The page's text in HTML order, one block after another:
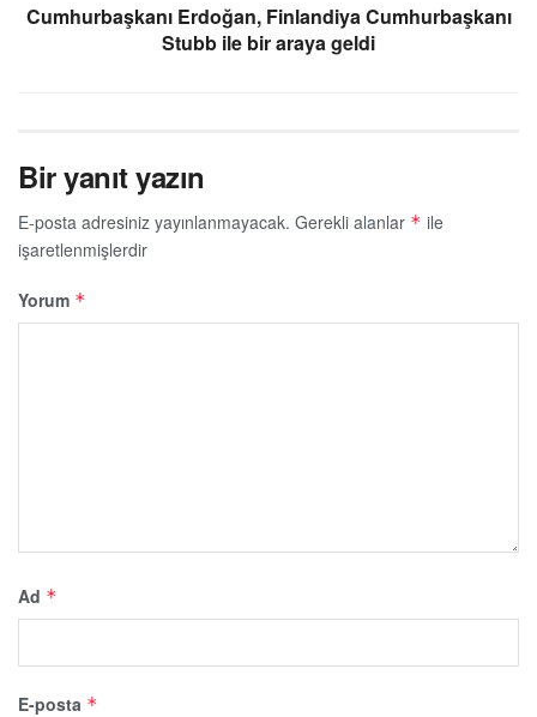
Cumhurbaşkanı Erdoğan, Finlandiya Cumhurbaşkanı
Stubb ile bir araya geldi
Bir yanıt yazın
E-posta adresiniz yayınlanmayacak. Gerekli alanlar * ile
işaretlenmişlerdir
Yorum *
Ad *
E-posta *